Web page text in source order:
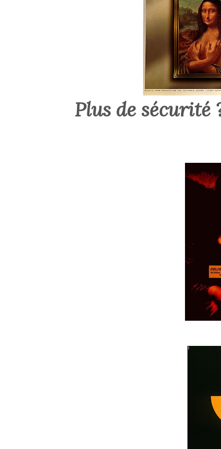
Plus de sécurité